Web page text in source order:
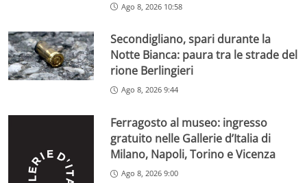
Ago 8, 2026 10:58
Secondigliano, spari durante la
Notte Bianca: paura tra le strade del
rione Berlingieri
Ago 8, 2026 9:44
Ferragosto al museo: ingresso
gratuito nelle Gallerie d’Italia di
Milano, Napoli, Torino e Vicenza
Ago 8, 2026 9:00